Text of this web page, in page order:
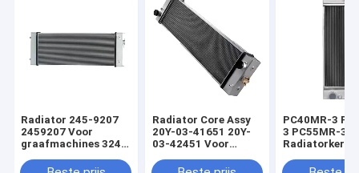
Radiator 245-9207
2459207 Voor
graafmachines 324D
324D
Radiator Core Assy
20Y-03-41651 20Y-
03-42451 Voor
PC200-8 PC200LC-8
PC40MR-3
3 PC55MR-3
Radiatorkern
03-31330